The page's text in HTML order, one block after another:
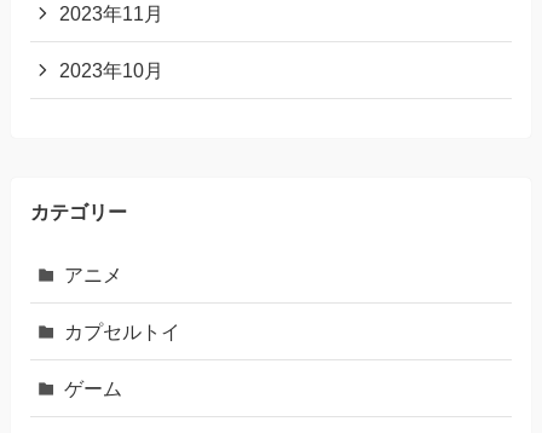
2023年11月
2023年10月
カテゴリー
アニメ
カプセルトイ
ゲーム